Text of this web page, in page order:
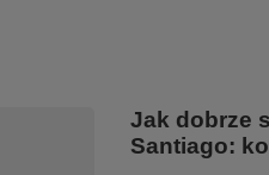
Jak dobrze
Santiago: